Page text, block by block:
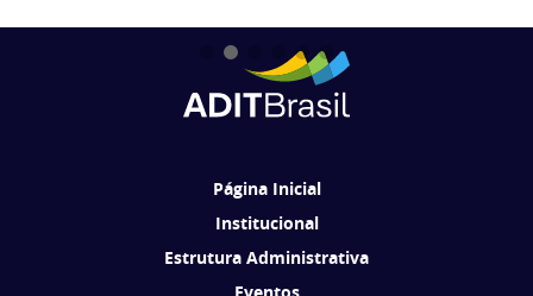
Página Inicial
Institucional
Estrutura Administrativa